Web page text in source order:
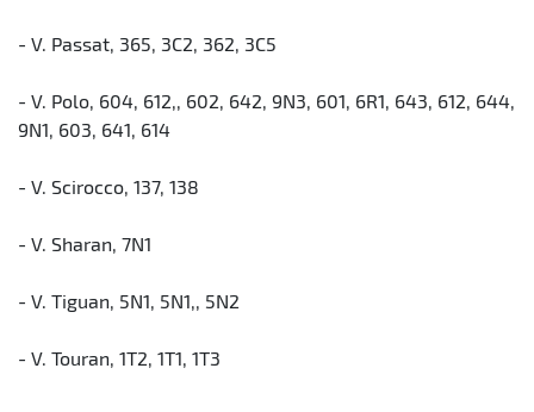
- V. Passat, 365, 3C2, 362, 3C5
- V. Polo, 604, 612,, 602, 642, 9N3, 601, 6R1, 643, 612, 644,
9N1, 603, 641, 614
- V. Scirocco, 137, 138
- V. Sharan, 7N1
- V. Tiguan, 5N1, 5N1,, 5N2
- V. Touran, 1T2, 1T1, 1T3